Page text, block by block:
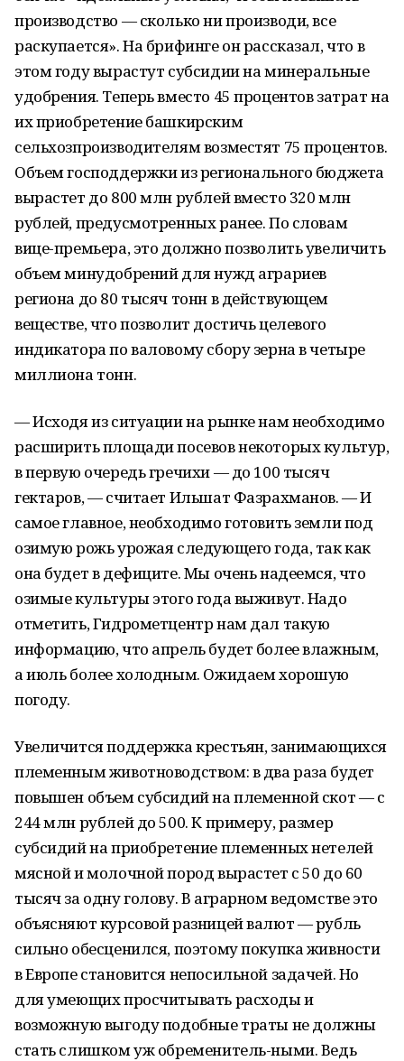
производство — сколько ни производи, все
раскупается». На брифинге он рассказал, что в
этом году вырастут субсидии на минеральные
удобрения. Теперь вместо 45 процентов затрат на
их приобретение башкирским
сельхозпроизводителям возместят 75 процентов.
Объем господдержки из регионального бюджета
вырастет до 800 млн рублей вместо 320 млн
рублей, предусмотренных ранее. По словам
вице-премьера, это должно позволить увеличить
объем минудобрений для нужд аграриев
региона до 80 тысяч тонн в действующем
веществе, что позволит достичь целевого
индикатора по валовому сбору зерна в четыре
миллиона тонн.
— Исходя из ситуации на рынке нам необходимо
расширить площади посевов некоторых культур,
в первую очередь гречихи — до 100 тысяч
гектаров, — считает Ильшат Фазрахманов. — И
самое главное, необходимо готовить земли под
озимую рожь урожая следующего года, так как
она будет в дефиците. Мы очень надеемся, что
озимые культуры этого года выживут. Надо
отметить, Гидрометцентр нам дал такую
информацию, что апрель будет более влажным,
а июль более холодным. Ожидаем хорошую
погоду.
Увеличится поддержка крестьян, занимающихся
племенным животноводством: в два раза будет
повышен объем субсидий на племенной скот — с
244 млн рублей до 500. К примеру, размер
субсидий на приобретение племенных нетелей
мясной и молочной пород вырастет с 50 до 60
тысяч за одну голову. В аграрном ведомстве это
объясняют курсовой разницей валют — рубль
сильно обесценился, поэтому покупка живности
в Европе становится непосильной задачей. Но
для умеющих просчитывать расходы и
возможную выгоду подобные траты не должны
стать слишком уж обременитель-ными. Ведь